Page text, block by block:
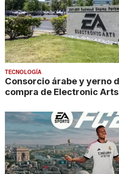
TECNOLOGÍA
Consorcio árabe y yerno
compra de Electronic